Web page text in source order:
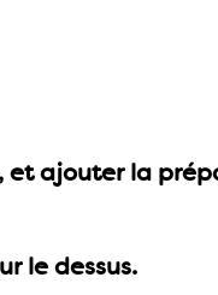
et ajouter la
le dessus.